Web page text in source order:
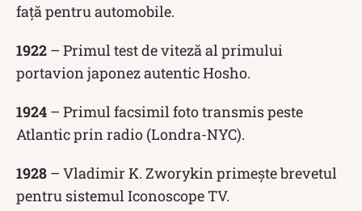
față pentru automobile.
1922 – Primul test de viteză al primului
portavion japonez autentic Hosho.
1924 – Primul facsimil foto transmis peste
Atlantic prin radio (Londra-NYC).
1928 – Vladimir K. Zworykin primește brevetul
pentru sistemul Iconoscope TV.